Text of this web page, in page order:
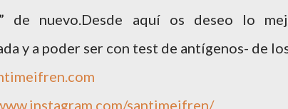
de nuevo.Desde aquí os deseo lo
y a poder ser con test de antígenos- de
santimeifren/